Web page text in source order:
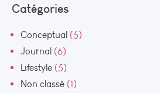
Catégories
Conceptual (5)
Journal (6)
Lifestyle (5)
Non classé (1)